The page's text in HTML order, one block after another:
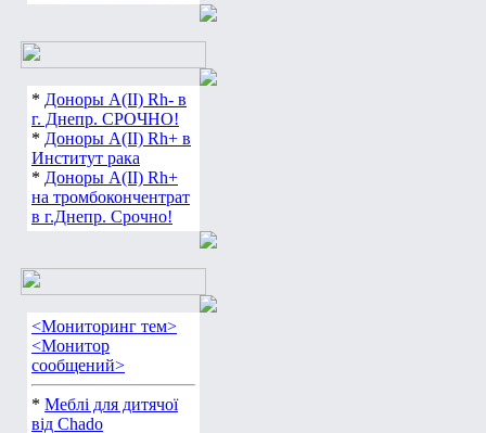
* Доноры А(ІІ) Rh- в
г. Днепр. СРОЧНО!
* Доноры А(ІІ) Rh+ в
Институт рака
* Доноры А(ІІ) Rh+
на тромбокончентрат
в г.Днепр. Срочно!
<Мониторинг тем>
<Монитор
сообщений>
* Меблі для дитячої
від Chado